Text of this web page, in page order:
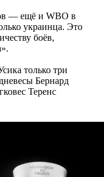
— ещё и WBO в
украинца. Это
боёв,
только три
Бернард
Теренс